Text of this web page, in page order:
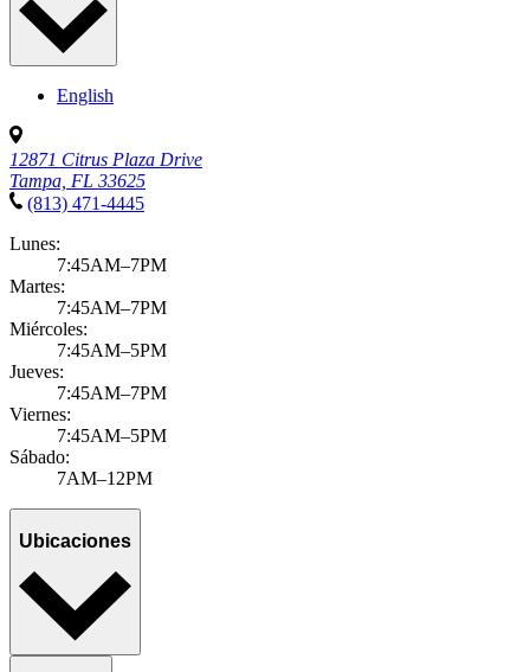
English
12871 Citrus Plaza Drive
Tampa, FL 33625
(813) 471-4445
Lunes:
7:45AM–7PM
Martes:
7:45AM–7PM
Miércoles:
7:45AM–5PM
Jueves:
7:45AM–7PM
Viernes:
7:45AM–5PM
Sábado:
7AM–12PM
Ubicaciones